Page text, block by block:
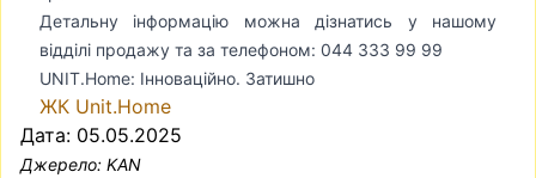
Детальну інформацію можна дізнатись у нашому
відділі продажу та за телефоном: 044 333 99 99
UNIT.Home: Інноваційно. Затишно
ЖК Unit.Home
Дата: 05.05.2025
Джерело: KAN